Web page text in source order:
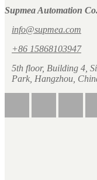
Supmea Automation
info@supmea.com
+86 15868103947
5th floor, Building 4,
Park, Hangzhou,